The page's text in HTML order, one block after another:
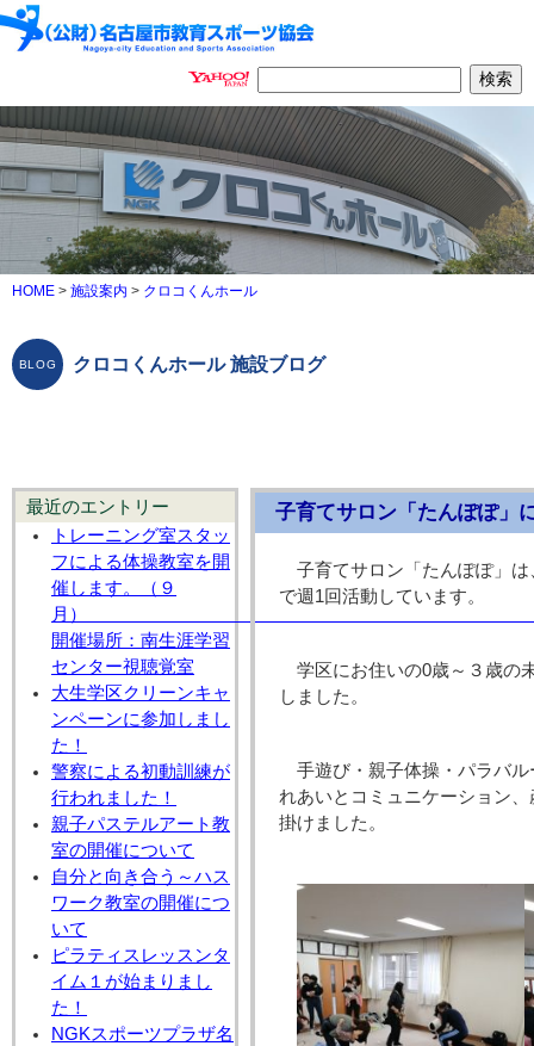
HOME > 施設案内 > クロコくんホール
クロコくんホール 施設ブログ
最近のエントリー
トレーニング室スタッ
フによる体操教室を開
催します。（９
月
開催場所：南生涯学習
センター視聴覚室
大生学区クリーンキャ
ンペーンに参加しまし
た！
警察による初動訓練が
行われました！
親子パステルアート教
室の開催について
自分と向き合う～ハス
ワーク教室の開催につ
いて
ピラティスレッスンタ
イム１が始まりまし
た！
NGKスポーツプラザ名
子育てサロン「たんぽぽ」
子育てサロン「たんぽぽ」
で週1回活動しています。
学区にお住いの0歳～３歳の
しました。
手遊び・親子体操・パラバ
れあいとコミュニケーション
掛けました。